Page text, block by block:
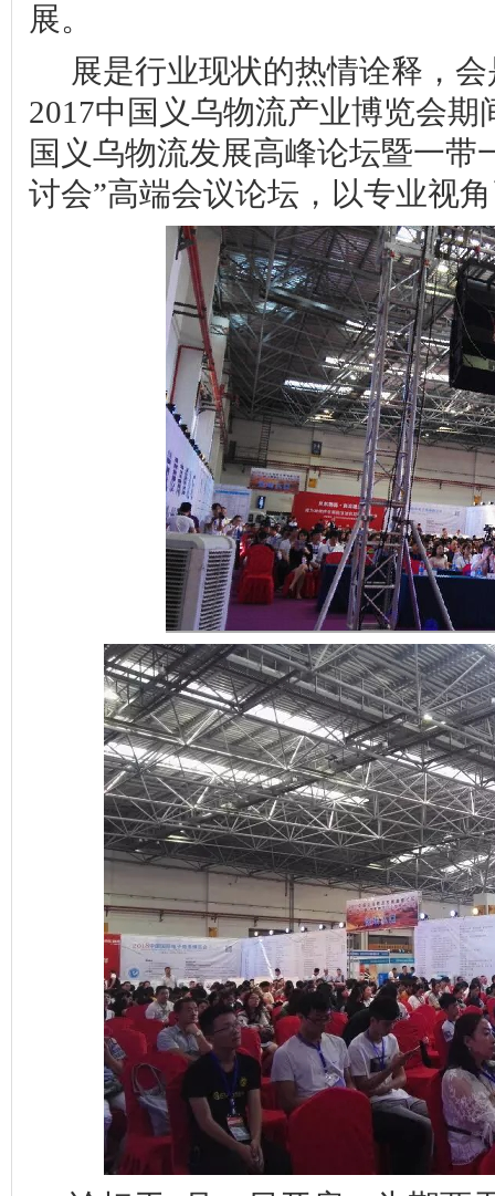
展。
展是行业现状的热情诠释，
2017中国义乌物流产业博览会期
国义乌物流发展高峰论坛暨一带
讨会”高端会议论坛，以专业视